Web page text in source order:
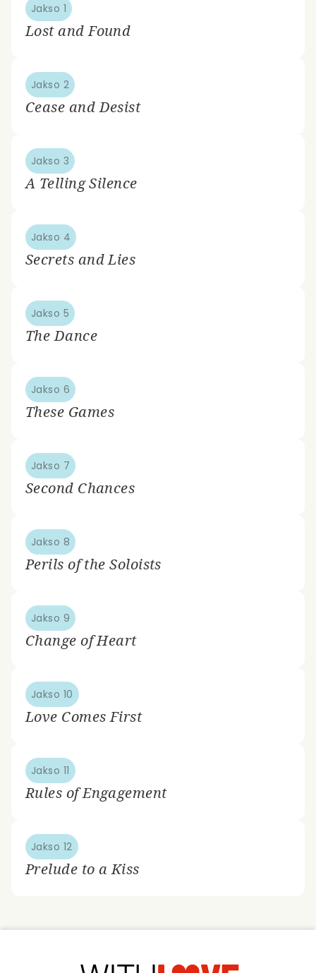
Jakso 1
Lost and Found
Jakso 2
Cease and Desist
Jakso 3
A Telling Silence
Jakso 4
Secrets and Lies
Jakso 5
The Dance
Jakso 6
These Games
Jakso 7
Second Chances
Jakso 8
Perils of the Soloists
Jakso 9
Change of Heart
Jakso 10
Love Comes First
Jakso 11
Rules of Engagement
Jakso 12
Prelude to a Kiss